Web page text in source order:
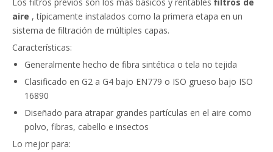
aire , típicamente instalados como la primera etapa en un
sistema de filtración de múltiples capas.
Características:
Generalmente hecho de fibra sintética o tela no tejida
Clasificado en G2 a G4 bajo EN779 o ISO grueso bajo ISO
16890
Diseñado para atrapar grandes partículas en el aire como
polvo, fibras, cabello e insectos
Lo mejor para: